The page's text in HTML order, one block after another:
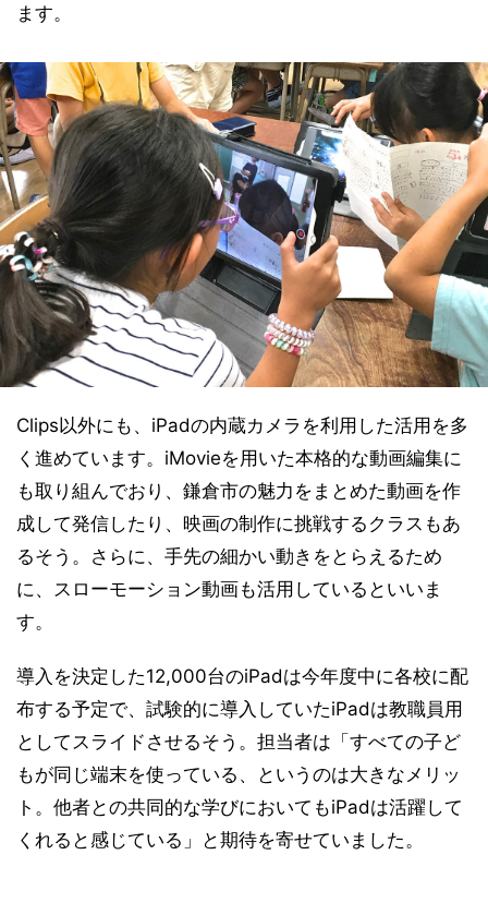
ます。
Clips以外にも、iPadの内蔵カメラを利用した活用を多
く進めています。iMovieを用いた本格的な動画編集に
も取り組んでおり、鎌倉市の魅力をまとめた動画を作
成して発信したり、映画の制作に挑戦するクラスもあ
るそう。さらに、手先の細かい動きをとらえるため
に、スローモーション動画も活用しているといいま
す。
導入を決定した12,000台のiPadは今年度中に各校に配
布する予定で、試験的に導入していたiPadは教職員用
としてスライドさせるそう。担当者は「すべての子ど
もが同じ端末を使っている、というのは大きなメリッ
ト。他者との共同的な学びにおいてもiPadは活躍して
くれると感じている」と期待を寄せていました。